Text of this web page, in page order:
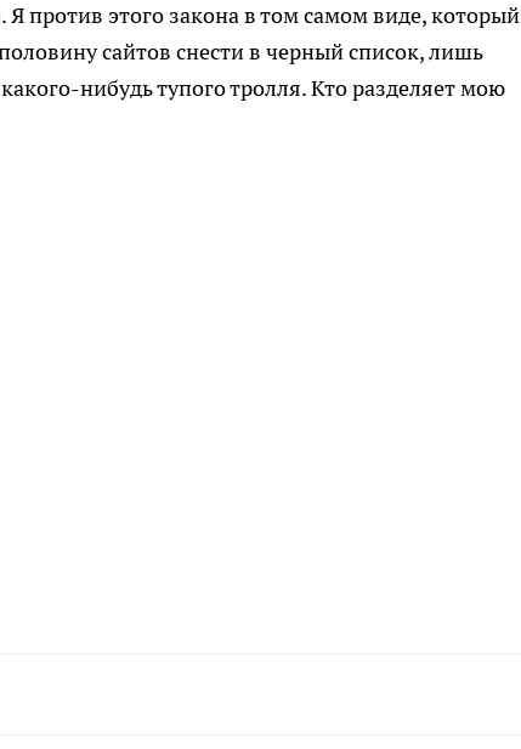
Я против этого закона в том самом виде, который
сайтов снести в черный список, лишь
нибудь тупого тролля. Кто разделяет мою